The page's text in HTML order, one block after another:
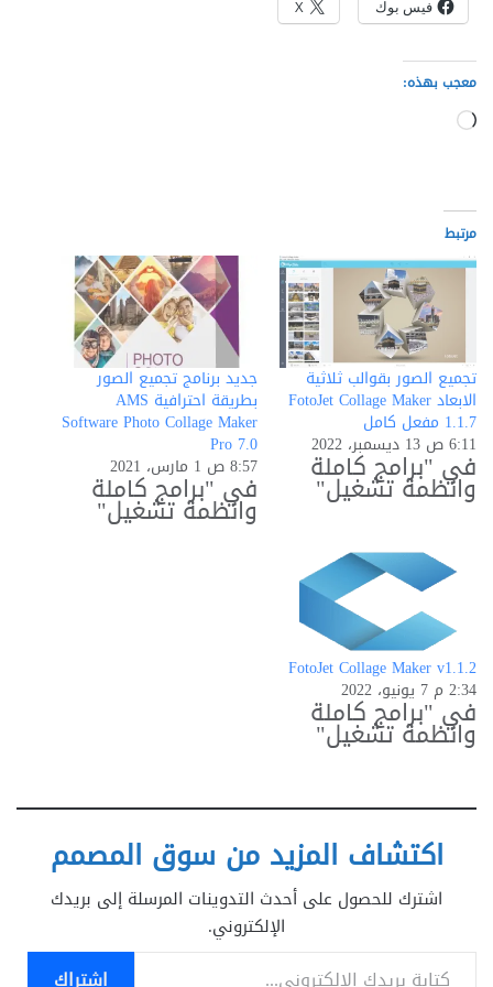
فيس بوك X
معجب بهذه:
جاري
مرتبط
تجميع الصور بقوالب ثلاثية
الابعاد FotoJet Collage Maker
1.1.7 مفعل كامل
6:11 ص 13 ديسمبر، 2022
في "برامج كاملة
وانظمة تشغيل"
جديد برنامج تجميع الصور
بطريقة احترافية AMS
Software Photo Collage Maker
Pro 7.0
8:57 ص 1 مارس، 2021
في "برامج كاملة
وانظمة تشغيل"
FotoJet Collage Maker v1.1.2
2:34 م 7 يونيو، 2022
في "برامج كاملة
وانظمة تشغيل"
اكتشاف المزيد من سوق المصمم
اشترك للحصول على أحدث التدوينات المرسلة إلى بريدك
الإلكتروني.
كتابة بريدك الإلكتروني...
اشتراك